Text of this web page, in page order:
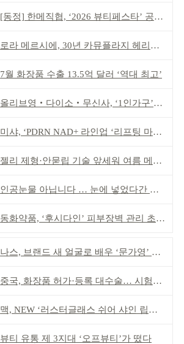
[동정] 한메직협, ‘2026 뷰티페스타’ 공동 주최
로라 메르시에, 30년 카뮤플라지 헤리티지 담아
7월 화장품 수출 13.5억 달러 ‘역대 최고’
올리브영‧다이소‧무신사, ‘1인가구’가 이끈다
미샤, ‘PDRN NAD+ 라인업 ‘리프팅 마스크’ 출시
젤리 제형·안묻립 기술 앞세워 여름 메이크업 시장 공략
인공눈물 아닙니다 … 눈에 넣었다간 각막 손상
동화약품, ‘후시다인’ 피부장벽 관리 초점 ‘리브랜딩’
나스, 브랜드 새 얼굴로 배우 ‘문가영’ 발탁
중국, 화장품 허가·등록 대수술… 시험자료 공용 허용
맥, NEW ‘러스터글래스 쉬어 샤인 립스틱’ 출시
뷰티 유통 제 3지대 ‘오프뷰티’가 떴다